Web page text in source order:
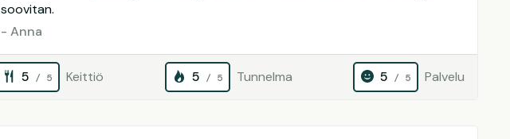
soovitan.
- Anna
5 / 5 Keittiö 5 / 5 Tunnelma 5 / 5 Palvelu